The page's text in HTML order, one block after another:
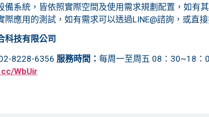
備系統，皆依照實際空間及使用需求規劃配置，如有
際應用的測試，如有需求可以透過LINE@諮詢，或直
科技有限公司
8228-6356 服務時間： 每周一至周五 08：30~18：
WbUir